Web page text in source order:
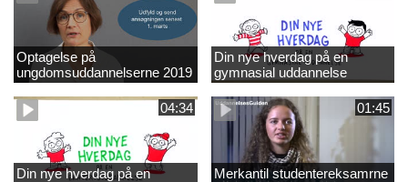
Optagelse på
ungdomsuddannelserne 2019
Din nye hverdag på en
gymnasial uddannelse
04:34
Din nye hverdag på en
01:45
Merkantil studentereksamrne